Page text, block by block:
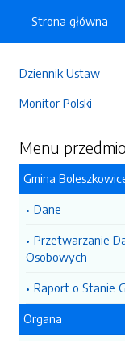
Dziennik Ustaw
Monitor Polski
Menu
Gmina
Dane
Przetwarzanie
Osobowych
Raport o Stanie
Organa
Strona główna